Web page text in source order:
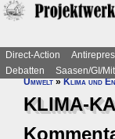
Direct-Action
Debatten
Saasen/GI/
Umwelt»Klima und
KLIMA-